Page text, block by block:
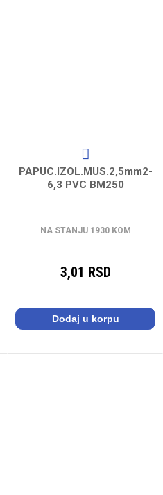
PAPUC.IZOL.MUS.2,5mm2-
6,3 PVC BM250
NA STANJU 1930 KOM
3,01 RSD
Dodaj u korpu